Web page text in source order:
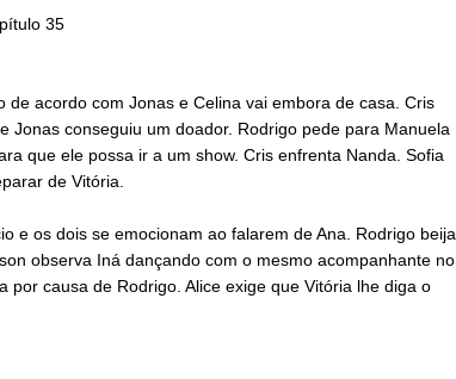
35
de acordo com Jonas e Celina vai embora de casa. Cris
Jonas conseguiu um doador. Rodrigo pede para Manuela
que ele possa ir a um show. Cris enfrenta Nanda. Sofia
de Vitória.
e os dois se emocionam ao falarem de Ana. Rodrigo beija
observa Iná dançando com o mesmo acompanhante no
por causa de Rodrigo. Alice exige que Vitória lhe diga o